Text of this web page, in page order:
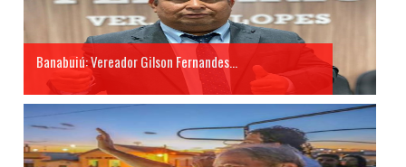
Banabuiú: Vereador Gilson Fernandes...